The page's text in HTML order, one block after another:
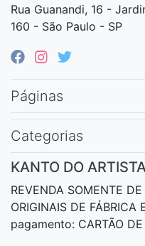
Rua Guanandi, 16 -
160 - São Paulo - SP
Páginas
Categorias
KANTO DO
REVENDA SOMENTE
ORIGINAIS DE
pagamento: CARTÃO